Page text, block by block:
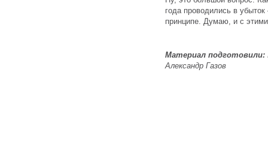
года проводились в
принципе. Думаю, и с
Материал подготовили:
Александр Газов